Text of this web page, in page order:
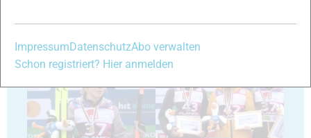
35
ImpressumDatenschutzAbo verwalten
Schon registriert? Hier anmelden